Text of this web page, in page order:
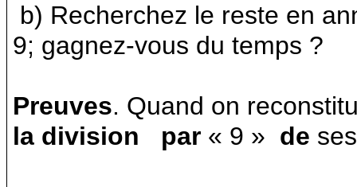
b) Recherchez le reste en
9; gagnez-vous du temps ?
Preuves. Quand on
la division
par « 9 » de